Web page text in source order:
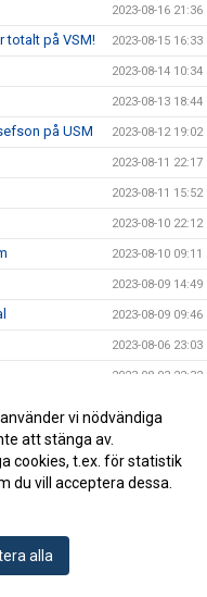
2023-08-16 21:36
totalt på VSM! 2023-08-15 16:33
2023-08-14 10:34
2023-08-13 18:44
på USM 2023-08-12 19:02
2023-08-11 22:17
2023-08-11 15:52
2023-08-10 22:12
2023-08-10 09:11
2023-08-09 14:49
2023-08-09 09:46
2023-08-06 23:03
2023-08-03 22:32
2023-07-30 21:40
vi nödvändiga
att stänga av.
cookies, t.ex. för statistik
du vill acceptera dessa.
alla